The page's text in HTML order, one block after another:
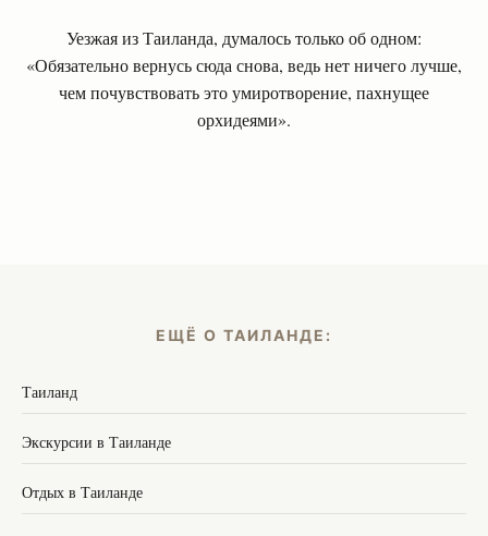
Уезжая из Таиланда, думалось только об одном:
«Обязательно вернусь сюда снова, ведь нет ничего лучше,
чем почувствовать это умиротворение, пахнущее
орхидеями».
ЕЩЁ О ТАИЛАНДЕ:
Таиланд
Экскурсии в Таиланде
Отдых в Таиланде